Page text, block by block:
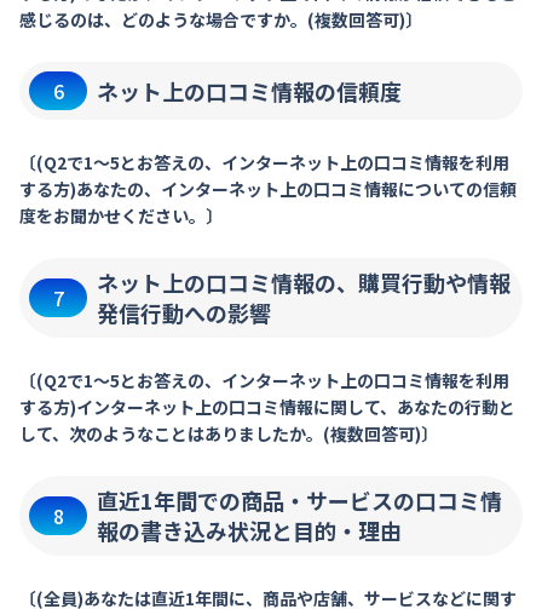
感じるのは、どのような場合ですか。(複数回答可)〕
6 ネット上の口コミ情報の信頼度
〔(Q2で1～5とお答えの、インターネット上の口コミ情報を利用
する方)あなたの、インターネット上の口コミ情報についての信頼
度をお聞かせください。〕
7
ネット上の口コミ情報の、購買行動や情報
発信行動への影響
〔(Q2で1～5とお答えの、インターネット上の口コミ情報を利用
する方)インターネット上の口コミ情報に関して、あなたの行動と
して、次のようなことはありましたか。(複数回答可)〕
8
直近1年間での商品・サービスの口コミ情
報の書き込み状況と目的・理由
〔(全員)あなたは直近1年間に、商品や店舗、サービスなどに関す